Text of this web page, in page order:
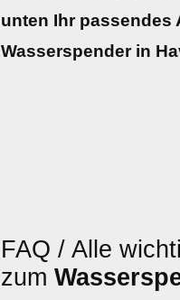
unten Ihr passendes
Wasserspender in
FAQ / Alle
zum